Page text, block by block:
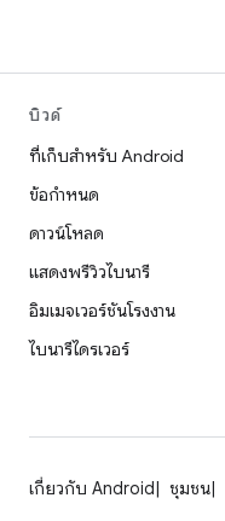
บิวด์
ที่เก็บสำหรับ Android
ข้อกำหนด
ดาวน์โหลด
แสดงพรีวิวไบนารี
อิมเมจเวอร์ชันโรงงาน
ไบนารีไดรเวอร์
เกี่ยวกับ Android ชุมชน